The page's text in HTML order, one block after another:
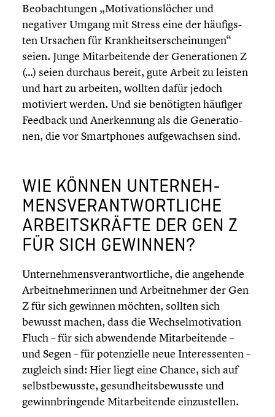
Beobach­tun­gen „Motiva­ti­ons­lö­cher und
negativer Umgang mit Stress eine der häufigs­
ten Ursachen für Krank­heits­er­schei­nun­gen“
seien. Junge Mitar­bei­tende der Genera­tio­nen Z
(…) seien durchaus bereit, gute Arbeit zu leisten
und hart zu arbeiten, wollten dafür jedoch
motiviert werden. Und sie benötig­ten häufiger
Feedback und Anerken­nung als die Genera­tio­
nen, die vor Smart­phones aufge­wach­sen sind.
WIE KÖNNEN UNTER­NEH­
MENS­VER­ANT­WORT­LI­CHE
ARBEITS­KRÄFTE DER GEN Z
FÜR SICH GEWINNEN?
Unter­neh­mens­ver­ant­wort­li­che, die angehende
Arbeit­neh­me­rin­nen und Arbeit­neh­mer der Gen
Z für sich gewinnen möchten, sollten sich
bewusst machen, dass die Wechsel­mo­ti­va­tion
Fluch – für sich abwen­dende Mitar­bei­tende –
und Segen – für poten­zi­elle neue Inter­es­sen­ten –
zugleich sind: Hier liegt eine Chance, sich auf
selbst­be­wusste, gesund­heits­be­wusste und
gewinn­brin­gende Mitar­bei­tende einzu­stel­len.